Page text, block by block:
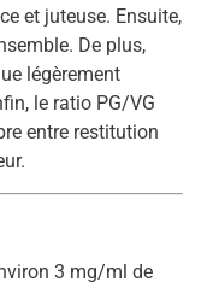
et juteuse. Ensuite,
De plus,
légèrement
le ratio PG/VG
entre restitution
3 mg/ml de